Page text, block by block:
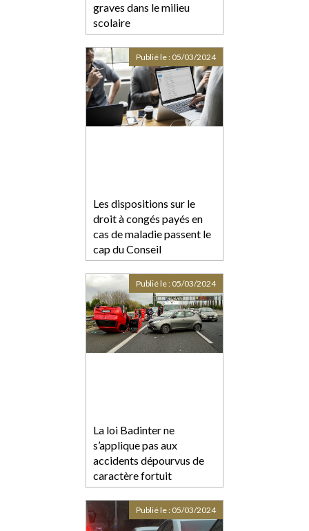
graves dans le milieu
scolaire
Les dispositions sur le
droit à congés payés en
cas de maladie passent le
cap du Conseil
constitutionnel
Publié le : 05/03/2024
La loi Badinter ne
s’applique pas aux
accidents dépourvus de
caractère fortuit
Publié le : 05/03/2024
Publié le : 05/03/2024